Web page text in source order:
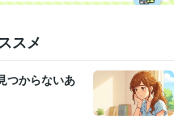
載しております
感謝を統べます
スメ
つからないあ